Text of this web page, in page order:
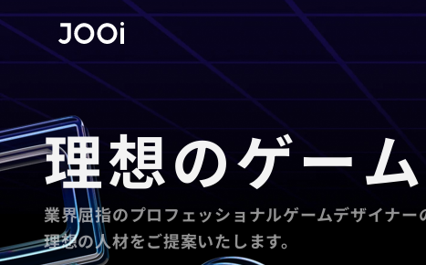
理想のゲー
業界屈指のプロフェッショナルゲームデザイナー
理想の人材をご提案いたします。